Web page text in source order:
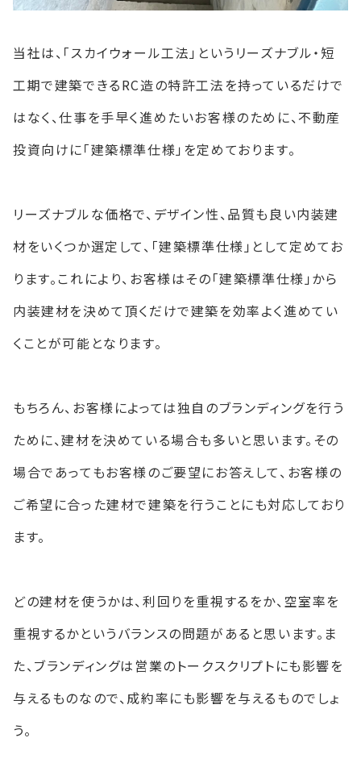
当社は、「スカイウォール工法」というリーズナブル・短
工期で建築できるRC造の特許工法を持っているだけで
はなく、仕事を手早く進めたいお客様のために、不動産
投資向けに「建築標準仕様」を定めております。
リーズナブルな価格で、デザイン性、品質も良い内装建
材をいくつか選定して、「建築標準仕様」として定めてお
ります。これにより、お客様はその「建築標準仕様」から
内装建材を決めて頂くだけで建築を効率よく進めてい
くことが可能となります。
もちろん、お客様によっては独自のブランディングを行う
ために、建材を決めている場合も多いと思います。その
場合であってもお客様のご要望にお答えして、お客様の
ご希望に合った建材で建築を行うことにも対応しており
ます。
どの建材を使うかは、利回りを重視するをか、空室率を
重視するかというバランスの問題があると思います。ま
た、ブランディングは営業のトークスクリプトにも影響を
与えるものなので、成約率にも影響を与えるものでしょ
う。